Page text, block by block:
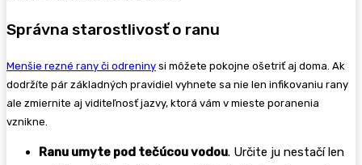
Správna starostlivosť o ranu
Menšie rezné rany či odreniny si môžete pokojne ošetriť aj doma. Ak
dodržíte pár základných pravidiel vyhnete sa nie len infikovaniu rany
ale zmiernite aj viditeľnosť jazvy, ktorá vám v mieste poranenia
vznikne.
Ranu umyte pod tečúcou vodou. Určite ju nestačí len